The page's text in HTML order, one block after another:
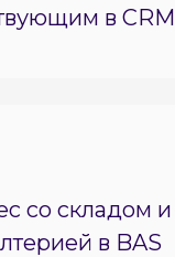
в CRM
со складом и
в BAS